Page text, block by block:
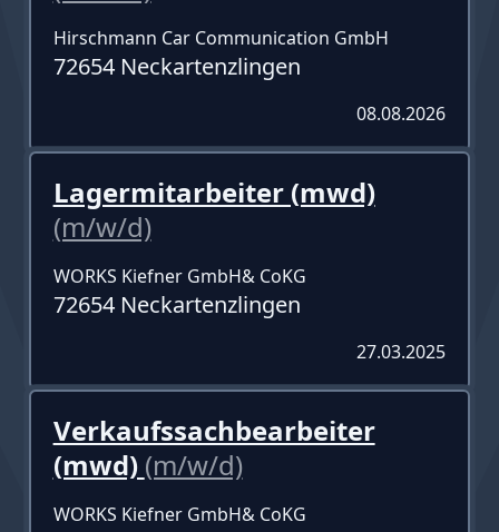
Hirschmann Car Communication GmbH
72654 Neckartenzlingen
08.08.2026
Lagermitarbeiter (mwd)
(m/w/d)
WORKS Kiefner GmbH& CoKG
72654 Neckartenzlingen
27.03.2025
Verkaufssachbearbeiter
(mwd) (m/w/d)
WORKS Kiefner GmbH& CoKG